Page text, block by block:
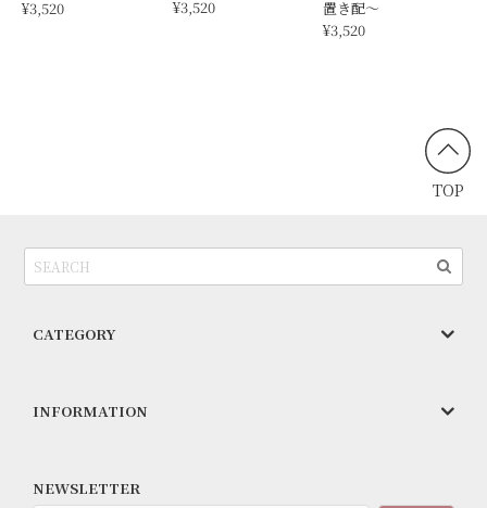
¥3,520
¥3,520
置き配〜
¥3,520
TOP
CATEGORY
INFORMATION
NEWSLETTER